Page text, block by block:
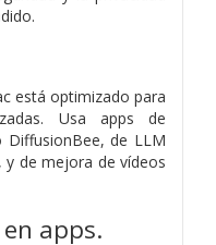
está optimizado para
Usa apps de
DiffusionBee, de LLM
de mejora de vídeos
apps.